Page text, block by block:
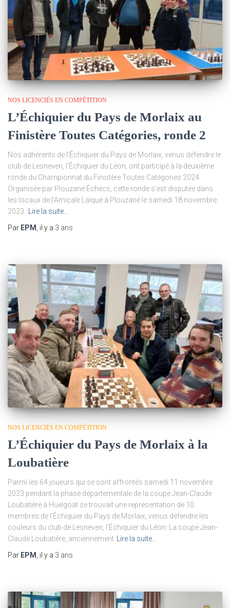
NOS LICENCIÉS EN COMPÉTITION
L’Échiquier du Pays de Morlaix au
Finistère Toutes Catégories, ronde 2
Nos adhérents de l’Échiquier du Pays de Morlaix, venus défendre le
club de Lesneven, l’Échiquier du Léon, ont participé à la deuxième
ronde du Championnat du Finistère Toutes Catégories 2024.
Organisée par Plouzané Échecs, cette ronde s’est disputée dans
les locaux de l’Amicale Laïque à Plouzané le samedi 18 novembre
2023.
Lire la suite…
Par EPM , il y a 3 ans
NOS LICENCIÉS EN COMPÉTITION
L’Échiquier du Pays de Morlaix à la
Loubatière
Parmi les 64 joueurs qui se sont affrontés samedi 11 novembre
2023 pendant la phase départementale de la coupe Jean-Claude
Loubatière à Huelgoat se trouvait une représentation de 10
membres de l’Échiquier du Pays de Morlaix, venus défendre les
couleurs du club de Lesneven, l’Échiquier du Léon. La coupe Jean-
Claude Loubatière, anciennement
Lire la suite…
Par EPM , il y a 3 ans